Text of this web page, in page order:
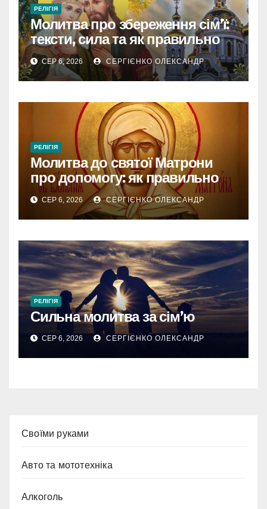
РЕЛІГІЯ
Молитва про збереження сім’ї:
тексти, сила та як правильно
читати
СЕР 6, 2026 СЕРГІЄНКО ОЛЕКСАНДР
РЕЛІГІЯ
Молитва до святої Матрони
про допомогу: як правильно
звертатися
СЕР 6, 2026 СЕРГІЄНКО ОЛЕКСАНДР
РЕЛІГІЯ
Сильна молитва за сім’ю
СЕР 6, 2026 СЕРГІЄНКО ОЛЕКСАНДР
Cвоїми руками
Авто та мототехніка
Алкоголь